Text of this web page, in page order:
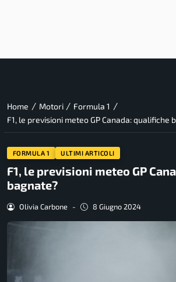
Home / Motori / Formula 1 /
F1, le previsioni meteo GP Canada: qualifiche
FORMULA 1 ULTIMI ARTICOLI
F1, le previsioni meteo GP
bagnate?
Olivia Carbone - 8 Giugno 2024